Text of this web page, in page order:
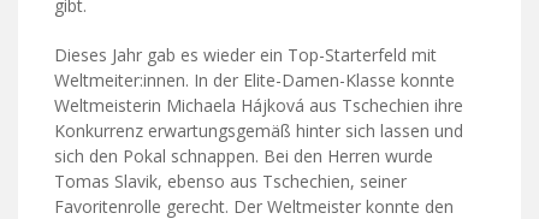
gibt.
Dieses Jahr gab es wieder ein Top-Starterfeld mit
Weltmeiter:innen. In der Elite-Damen-Klasse konnte
Weltmeisterin Michaela Hájková aus Tschechien ihre
Konkurrenz erwartungsgemäß hinter sich lassen und
sich den Pokal schnappen. Bei den Herren wurde
Tomas Slavik, ebenso aus Tschechien, seiner
Favoritenrolle gerecht. Der Weltmeister konnte den